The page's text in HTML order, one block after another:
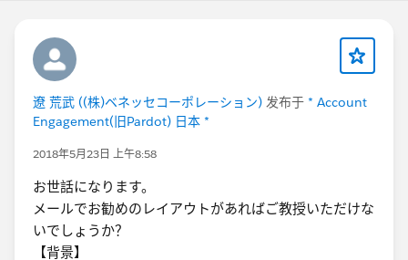
遼 荒武 ((株)ベネッセコーポレーション) 发布于 * Account
Engagement(旧Pardot) 日本 *
2018年5月23日 上午8:58
お世話になります。
メールでお勧めのレイアウトがあればご教授いただけな
いでしょうか？
【背景】